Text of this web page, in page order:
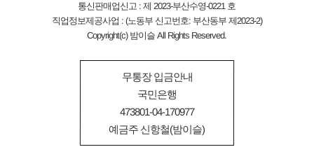
통신판매업신고 : 제 2023-부산수영-0221 호
직업정보제공사업 : (노동부 신고번호: 부산동부 제2023-2)
Copyright(c) 밤이슬 All Rights Reserved.
무통장 입금안내
국민은행
473801-04-170977
예금주 신항철(밤이슬)